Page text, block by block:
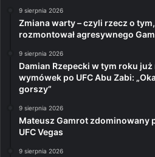
9 sierpnia 2026
Zmiana warty – czyli rzecz o
rozmontował agresywnego
9 sierpnia 2026
Damian Rzepecki w tym roku
wymówek po UFC Abu Zabi:
gorszy”
9 sierpnia 2026
Mateusz Gamrot zdominowany
UFC Vegas
9 sierpnia 2026